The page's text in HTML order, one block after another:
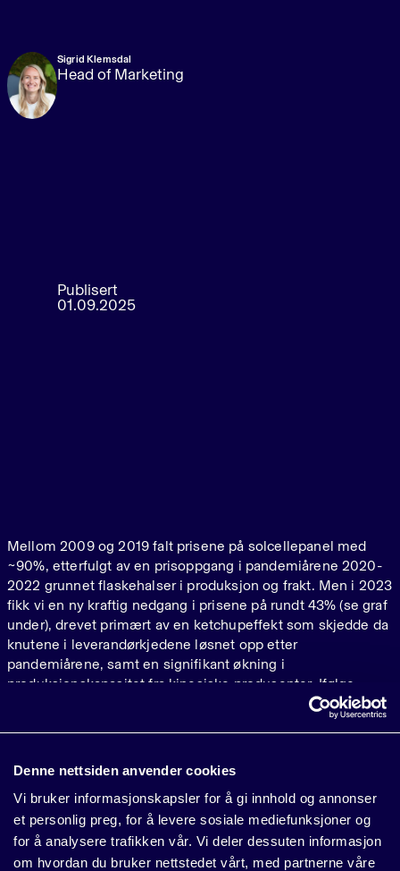
Denne nettsiden anvender cookies
Vi bruker informasjonskapsler for å gi innhold og annonser
et personlig preg, for å levere sosiale mediefunksjoner og
for å analysere trafikken vår. Vi deler dessuten informasjon
om hvordan du bruker nettstedet vårt, med partnerne våre
Sigrid Klemsdal
Head of Marketing
Publisert
01.09.2025
Mellom 2009 og 2019 falt prisene på solcellepanel med
~90%, etterfulgt av en prisoppgang i pandemiårene 2020-
2022 grunnet flaskehalser i produksjon og frakt. Men i 2023
fikk vi en ny kraftig nedgang i prisene på rundt 43% (se graf
under), drevet primært av en ketchupeffekt som skjedde da
knutene i leverandørkjedene løsnet opp etter
pandemiårene, samt en signifikant økning i
produksjonskapasitet fra kinesiske produsenter. Ifølge
Bloomberg, økte nemlig kapasiteten hos de største
produsentene (Tier 1) med 65% fra Q1 til Q4 i 2023 fra 509
Det stilles tvil til hvorvidt produsentene får tilstrekkelige
marginer på dagens nivå, men de store produsentene har
muskler til å tåle dagens nivå og utnytte situasjonen til å
skvise ut mindre aktører i påvente på at markedet
stabiliseres.